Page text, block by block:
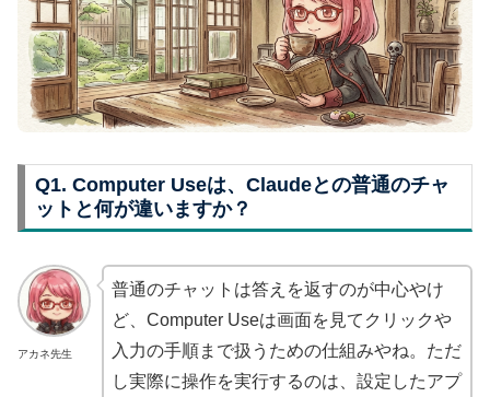
Q1. Computer Useは、Claudeとの普通のチャ
ットと何が違いますか？
アカネ先生
普通のチャットは答えを返すのが中心やけ
ど、Computer Useは画面を見てクリックや
入力の手順まで扱うための仕組みやね。ただ
し実際に操作を実行するのは、設定したアプ